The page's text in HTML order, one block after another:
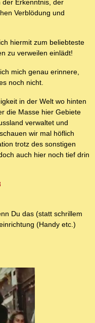
Erkenntnis, der
Verblödung und
hiermit zum beliebteste
zu verweilen einlädt!
mich genau erinnere,
noch nicht.
in der Welt wo hinten
die Masse hier Gebiete
verwaltet und
wir mal höflich
trotz des sonstigen
auch hier noch tief drin
Du das (statt schrillem
(Handy etc.)